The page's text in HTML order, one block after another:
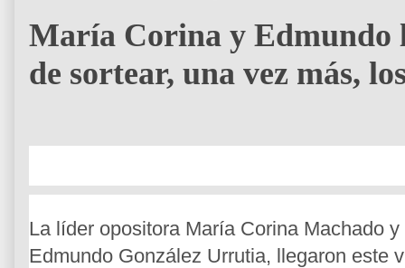
María Corina y Edmundo
de sortear, una vez más,
La líder opositora María Corina Machado
Edmundo González Urrutia, llegaron este